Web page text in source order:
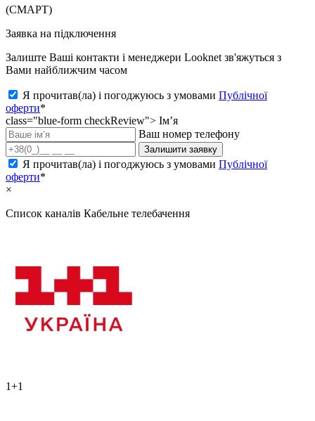
(СМАРТ)
Заявка на підключення
Залиште Ваші контакти і менеджери Looknet зв'яжуться з
Вами найближчим часом
Я прочитав(ла) і погоджуюсь з умовами Публічної
оферти*
class="blue-form checkReview"> Ім’я
Ваш номер телефону
Залишити заявку
Я прочитав(ла) і погоджуюсь з умовами Публічної
оферти*
×
Список каналів Кабельне телебачення
1+1